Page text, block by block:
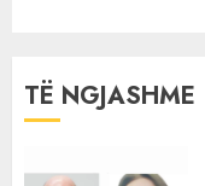
TË NGJASHME